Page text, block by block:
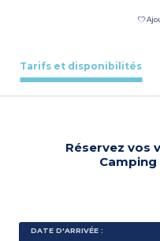
Tarifs et disponibilités
Réservez vos
Camping
DATE D'ARRIVÉE :